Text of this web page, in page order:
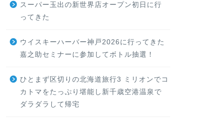
スーパー玉出の新世界店オープン初日に行
ってきた
ウイスキーハーバー神戸2026に行ってきた
嘉之助セミナーに参加してボトル抽選！
ひとまず区切りの北海道旅行3 ミリオンでコ
カトマをたっぷり堪能し新千歳空港温泉で
ダラダラして帰宅